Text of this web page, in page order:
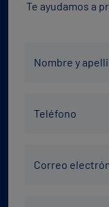
Te ayudamos a
Nombre y
Teléfono
electrónico
Correo